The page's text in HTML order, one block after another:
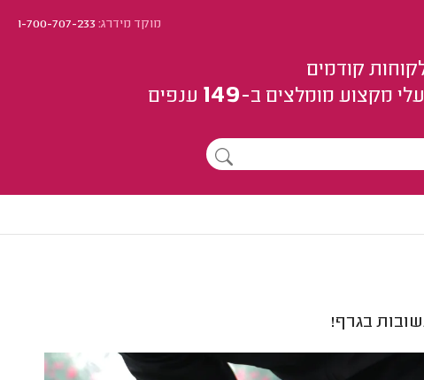
מוקד מידרג:1-700-707-233
קודמים
מקצוע מומלצים ב-149 ענפים
בגרף!